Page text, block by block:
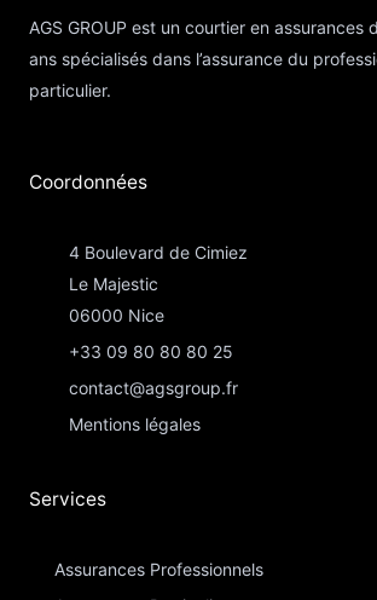
AGS GROUP est un courtier en assurances
ans spécialisés dans l’assurance du
particulier.
Coordonnées​
4 Boulevard de Cimiez
Le Majestic
06000 Nice
+33 09 80 80 80 25
contact@agsgroup.fr
Mentions légales
Services
Assurances Professionnels